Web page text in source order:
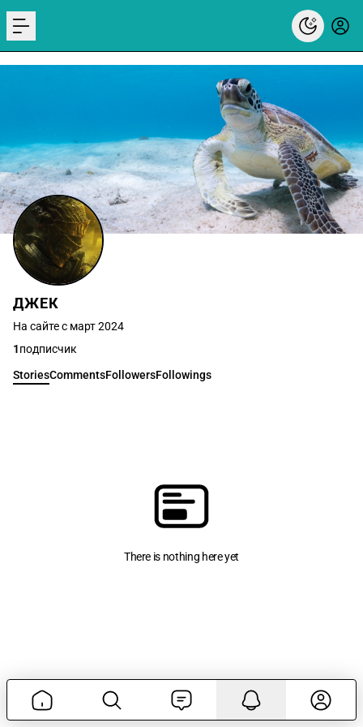
menu
ДЖЕК
На сайте с март 2024
1подписчик
StoriesCommentsFollowersFollowings
There is nothing here yet